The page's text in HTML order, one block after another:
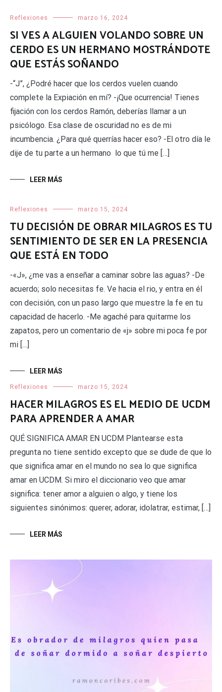
Reflexiones marzo 16, 2024
SI VES A ALGUIEN VOLANDO SOBRE UN
CERDO ES UN HERMANO MOSTRÁNDOTE
QUE ESTÁS SOÑANDO
-“J”, ¿Podré hacer que los cerdos vuelen cuando
complete la Expiación en mí? -¡Que ocurrencia! Tienes
fijación con los cerdos Ramón, deberías llamar a un
psicólogo. Esa clase de oscuridad no es de mi
incumbencia. ¿Para qué querrías hacer eso? -El otro día le
dije de tu parte a un hermano lo que tú me […]
LEER MÁS
Reflexiones marzo 15, 2024
TU DECISIÓN DE OBRAR MILAGROS ES TU
SENTIMIENTO DE SER EN LA PRESENCIA
QUE ESTÁ EN TODO
-«J», ¿me vas a enseñar a caminar sobre las aguas? -De
acuerdo; solo necesitas fe. Ve hacia el rio, y entra en él
con decisión, con un paso largo que muestre la fe en tu
capacidad de hacerlo. -Me agaché para quitarme los
zapatos, pero un comentario de «j» sobre mi poca fe por
mi […]
LEER MÁS
Reflexiones marzo 15, 2024
HACER MILAGROS ES EL MEDIO DE UCDM
PARA APRENDER A AMAR
QUÉ SIGNIFICA AMAR EN UCDM Plantearse esta
pregunta no tiene sentido excepto que se dude de que lo
que significa amar en el mundo no sea lo que significa
amar en UCDM. Si miro el diccionario veo que amar
significa: tener amor a alguien o algo, y tiene los
siguientes sinónimos: querer, adorar, idolatrar, estimar, […]
LEER MÁS